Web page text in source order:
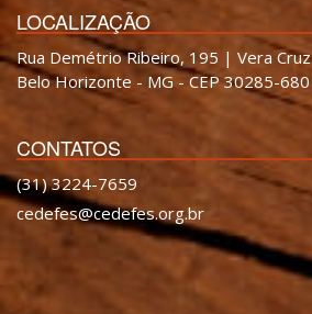
LOCALIZAÇÃO
Rua Demétrio Ribeiro, 195 | Vera Cruz
Belo Horizonte - MG - CEP 30285-680
CONTATOS
(31) 3224-7659
cedefes@cedefes.org.br